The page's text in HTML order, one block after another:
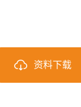
资料下载